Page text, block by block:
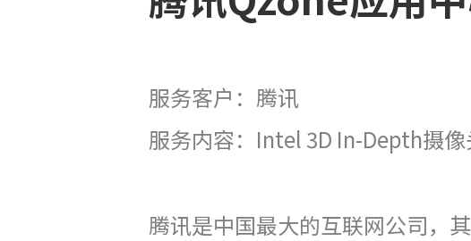
服务客户：腾讯
服务内容：Intel 3D In-Depth摄
腾讯是中国最大的互联网公司，